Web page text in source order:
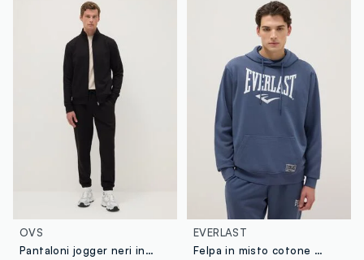
OVS
Pantaloni jogger neri in misto cotone regular fit
EVERLAST
Felpa in misto cotone blu regular fit con cappuccio e logo Everlast